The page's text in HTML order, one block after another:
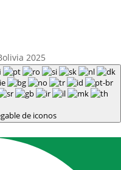
2025